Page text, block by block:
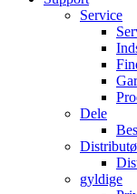
Service
Dele
gyldige